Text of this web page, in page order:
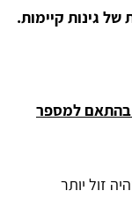
גינות קיימות.
בהתאם למספר
זול יותר